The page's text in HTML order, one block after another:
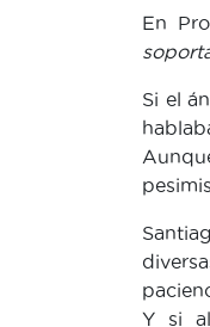
En
Si el
Y si